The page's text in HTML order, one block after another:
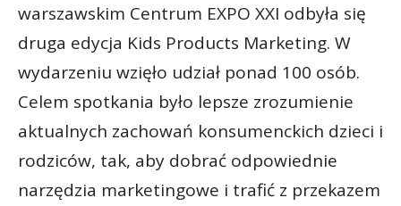
warszawskim Centrum EXPO XXI odbyła się
druga edycja Kids Products Marketing. W
wydarzeniu wzięło udział ponad 100 osób.
Celem spotkania było lepsze zrozumienie
aktualnych zachowań konsumenckich dzieci i
rodziców, tak, aby dobrać odpowiednie
narzędzia marketingowe i trafić z przekazem